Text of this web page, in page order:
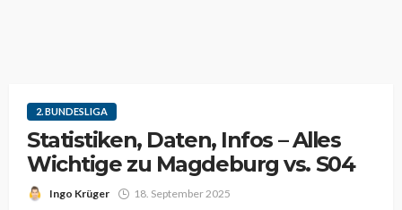
2. BUNDESLIGA
Statistiken, Daten, Infos – Alles
Wichtige zu Magdeburg vs. S04
Ingo Krüger 18. September 2025